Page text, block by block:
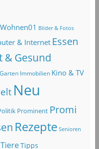
Bilder & Fotos
& Internet Essen
& Gesund
Immobilien Kino & TV
Neu
Prominent Promi
Rezepte Senioren
TiereTipps